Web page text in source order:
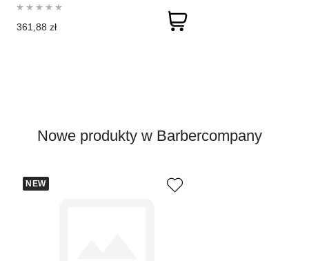
361,88 zł
Nowe produkty w Barbercompany
NEW